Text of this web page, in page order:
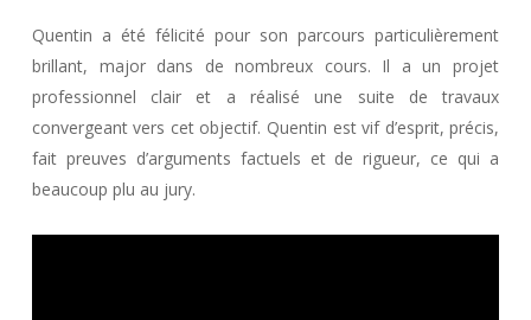
Quentin a été félicité pour son parcours particulièrement
brillant, major dans de nombreux cours. Il a un projet
professionnel clair et a réalisé une suite de travaux
convergeant vers cet objectif. Quentin est vif d’esprit, précis,
fait preuves d’arguments factuels et de rigueur, ce qui a
beaucoup plu au jury.